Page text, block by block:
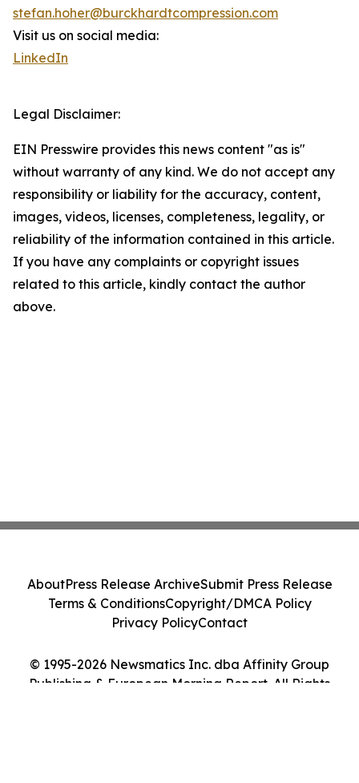
stefan.hoher@burckhardtcompression.com
Visit us on social media:
LinkedIn
Legal Disclaimer:
EIN Presswire provides this news content "as is"
without warranty of any kind. We do not accept any
responsibility or liability for the accuracy, content,
images, videos, licenses, completeness, legality, or
reliability of the information contained in this article.
If you have any complaints or copyright issues
related to this article, kindly contact the author
above.
© 1995-2026 Newsmatics Inc. dba Affinity Group
Publishing & European Morning Report. All Rights
AboutPress Release ArchiveSubmit Press Release
Terms & ConditionsCopyright/DMCA Policy
Privacy PolicyContact